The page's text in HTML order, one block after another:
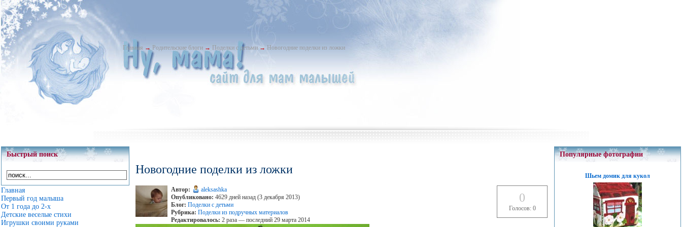
Главная → Родительские блоги → Поделки с детьми → Новогодние поделки из ложки
Быстрый поиск
Главная
Первый год малыша
От 1 года до 2-х
Детские веселые стихи
Игрушки своими руками
Новогодние поделки из ложки
Автор:
aleksashka
Опубликовано: 4629 дней назад (3 декабря 2013)
Блог: Поделки с детьми
Рубрика: Поделки из подручных материалов
Редактировалось: 2 раза — последний 29 марта 2014
0
Голосов: 0
Популярные фотографии
Шьем домик для кукол